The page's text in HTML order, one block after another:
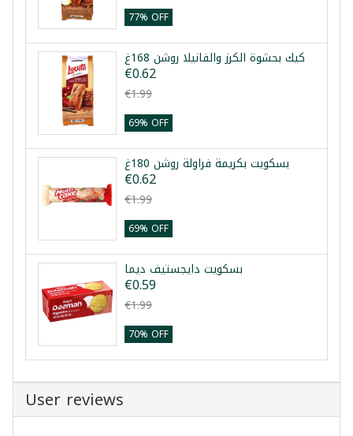
77% OFF
كيك بحشوة الكرز والفانيلا روشن 168غ
€0.62
€1.99
69% OFF
بسكويت بكريمة فراولة روشن 180غ
€0.62
€1.99
69% OFF
بسكويت دايجستيف ديما
€0.59
€1.99
70% OFF
User reviews